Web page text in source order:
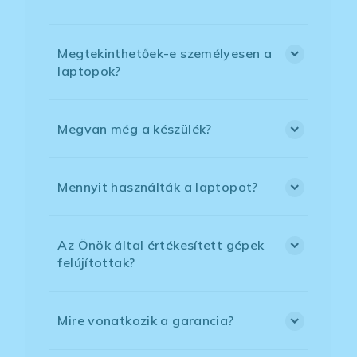
Megtekinthetőek-e személyesen a
laptopok?
Megvan még a készülék?
Mennyit használták a laptopot?
Az Önök által értékesített gépek
felújítottak?
Mire vonatkozik a garancia?